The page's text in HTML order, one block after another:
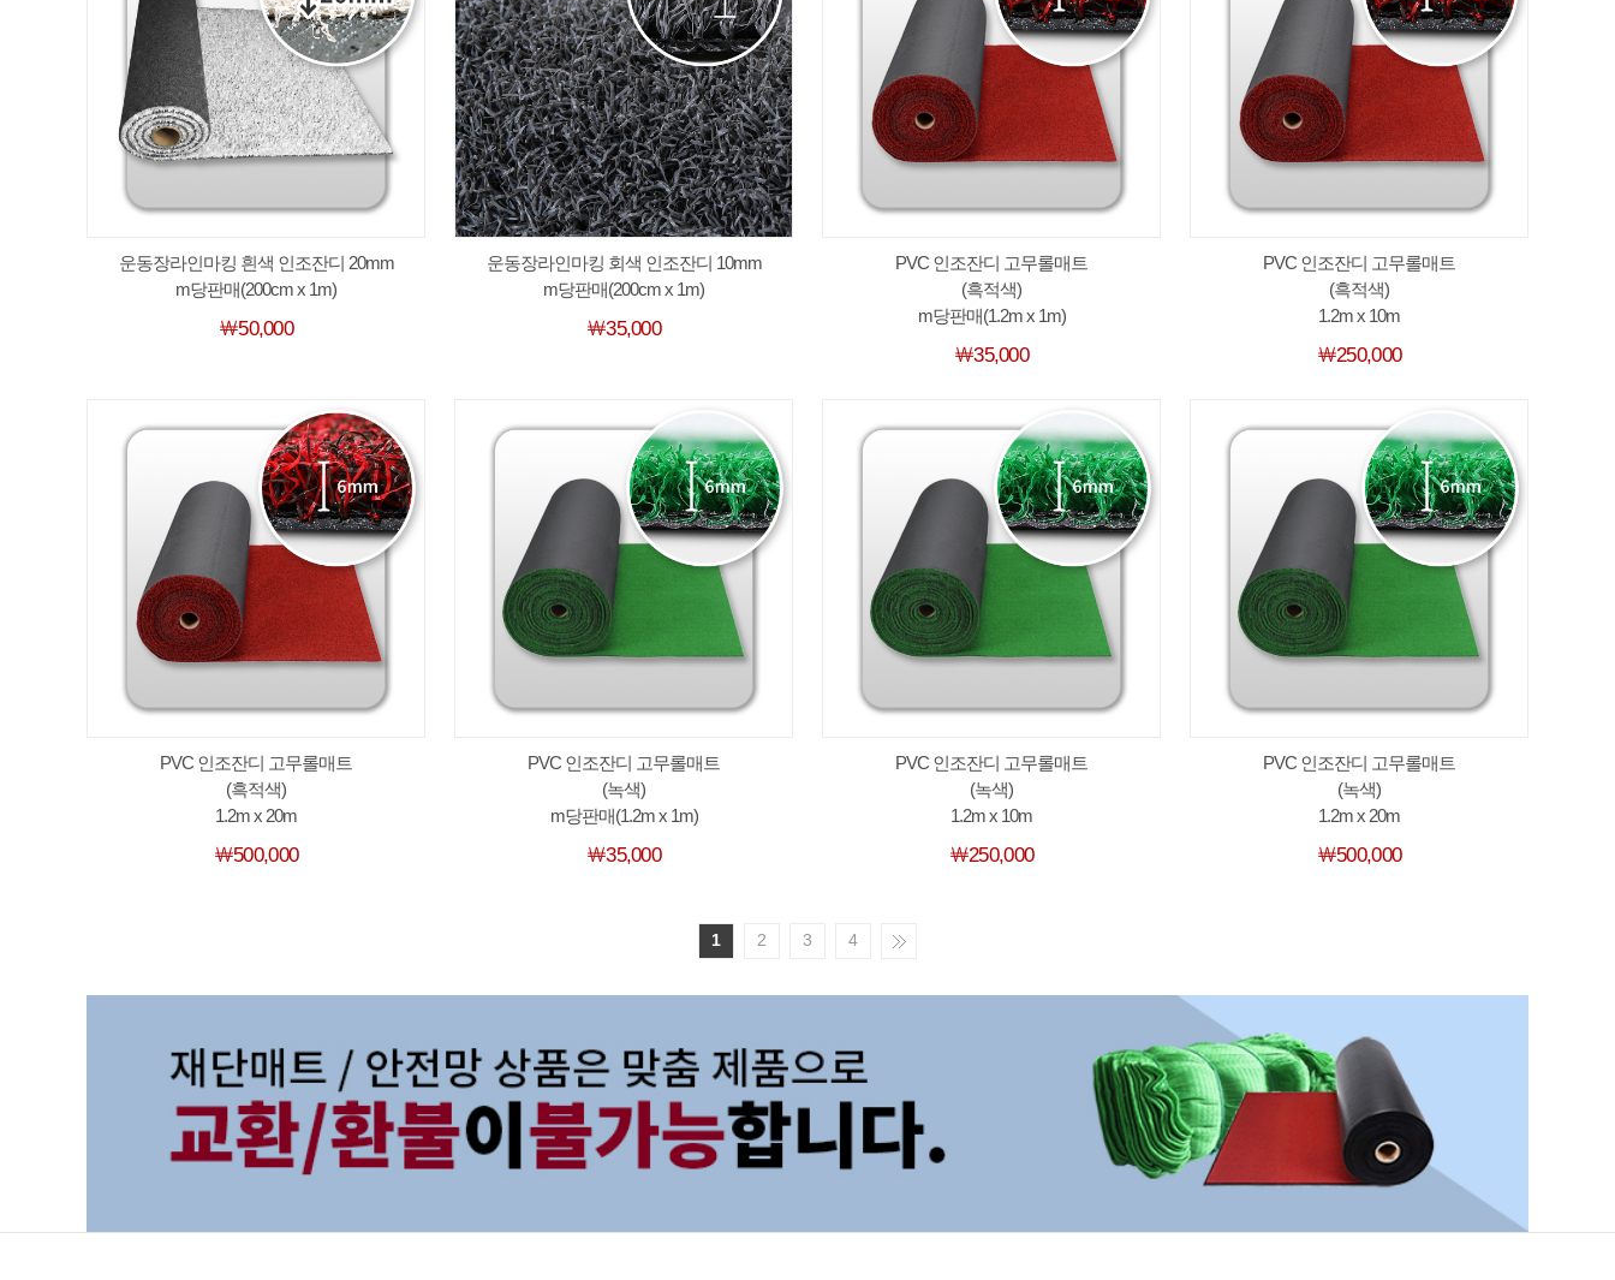
운동장라인마킹 흰색 인조잔디 20mm
m당판매(200cm x 1m)
￦50,000
운동장라인마킹 회색 인조잔디 10mm
m당판매(200cm x 1m)
￦35,000
PVC 인조잔디 고무롤매트
(흑적색)
m당판매(1.2m x 1m)
￦35,000
PVC 인조잔디 고무롤매트
(흑적색)
1.2m x 10m
￦250,000
PVC 인조잔디 고무롤매트
(흑적색)
1.2m x 20m
￦500,000
PVC 인조잔디 고무롤매트
(녹색)
m당판매(1.2m x 1m)
￦35,000
PVC 인조잔디 고무롤매트
(녹색)
1.2m x 10m
￦250,000
PVC 인조잔디 고무롤매트
(녹색)
1.2m x 20m
￦500,000
1 2 3 4